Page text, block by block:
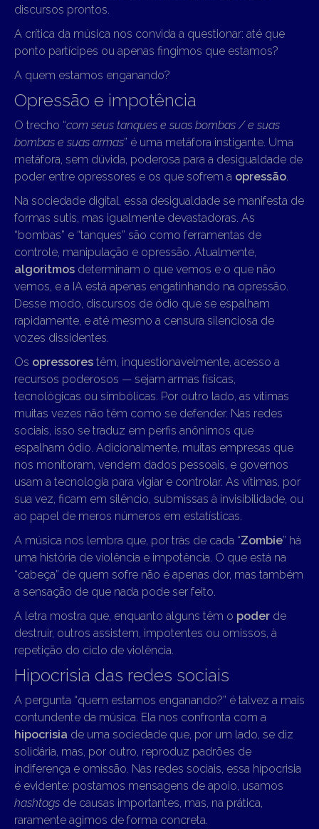
discursos prontos.
A crítica da música nos convida a questionar: até que
ponto partícipes ou apenas fingimos que estamos?
A quem estamos enganando?
Opressão e impotência
O trecho “com seus tanques e suas bombas / e suas
bombas e suas armas” é uma metáfora instigante. Uma
metáfora, sem dúvida, poderosa para a desigualdade de
poder entre opressores e os que sofrem a opressão.
Na sociedade digital, essa desigualdade se manifesta de
formas sutis, mas igualmente devastadoras. As
“bombas” e “tanques” são como ferramentas de
controle, manipulação e opressão. Atualmente,
algoritmos determinam o que vemos e o que não
vemos, e a IA está apenas engatinhando na opressão.
Desse modo, discursos de ódio que se espalham
rapidamente, e até mesmo a censura silenciosa de
vozes dissidentes.
Os opressores têm, inquestionavelmente, acesso a
recursos poderosos — sejam armas físicas,
tecnológicas ou simbólicas. Por outro lado, as vítimas
muitas vezes não têm como se defender. Nas redes
sociais, isso se traduz em perfis anônimos que
espalham ódio. Adicionalmente, muitas empresas que
nos monitoram, vendem dados pessoais, e governos
usam a tecnologia para vigiar e controlar. As vítimas, por
sua vez, ficam em silêncio, submissas à invisibilidade, ou
ao papel de meros números em estatísticas.
A música nos lembra que, por trás de cada “Zombie” há
uma história de violência e impotência. O que está na
“cabeça” de quem sofre não é apenas dor, mas também
a sensação de que nada pode ser feito.
A letra mostra que, enquanto alguns têm o poder de
destruir, outros assistem, impotentes ou omissos, à
repetição do ciclo de violência.
Hipocrisia das redes sociais
A pergunta “quem estamos enganando?” é talvez a mais
contundente da música. Ela nos confronta com a
hipocrisia de uma sociedade que, por um lado, se diz
solidária, mas, por outro, reproduz padrões de
indiferença e omissão. Nas redes sociais, essa hipocrisia
é evidente: postamos mensagens de apoio, usamos
hashtags de causas importantes, mas, na prática,
raramente agimos de forma concreta.